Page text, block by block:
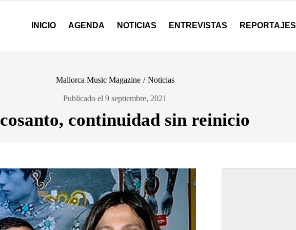
INICIO AGENDA NOTICIAS ENTREVISTAS REPORTAJES
Mallorca Music Magazine / Noticias
Publicado el 9 septiembre, 2021
continuidad sin reinicio